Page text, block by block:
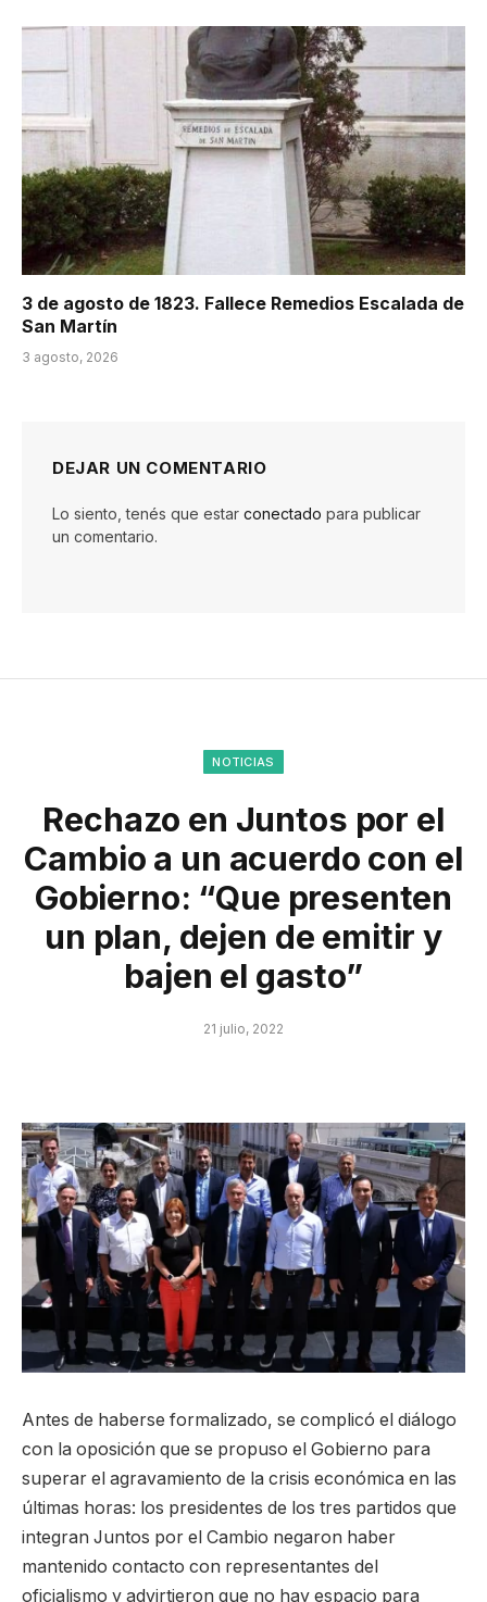
3 de agosto de 1823. Fallece Remedios Escalada de
San Martín
3 agosto, 2026
DEJAR UN COMENTARIO
Lo siento, tenés que estar conectado para publicar
un comentario.
NOTICIAS
Rechazo en Juntos por el
Cambio a un acuerdo con el
Gobierno: “Que presenten
un plan, dejen de emitir y
bajen el gasto”
21 julio, 2022
Antes de haberse formalizado, se complicó el diálogo
con la oposición que se propuso el Gobierno para
superar el agravamiento de la crisis económica en las
últimas horas: los presidentes de los tres partidos que
integran Juntos por el Cambio negaron haber
mantenido contacto con representantes del
oficialismo y advirtieron que no hay espacio para